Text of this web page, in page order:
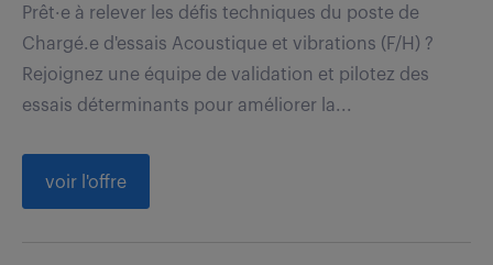
Prêt·e à relever les défis techniques du poste de
Chargé.e d'essais Acoustique et vibrations (F/H) ?
Rejoignez une équipe de validation et pilotez des
essais déterminants pour améliorer la...
voir l'offre